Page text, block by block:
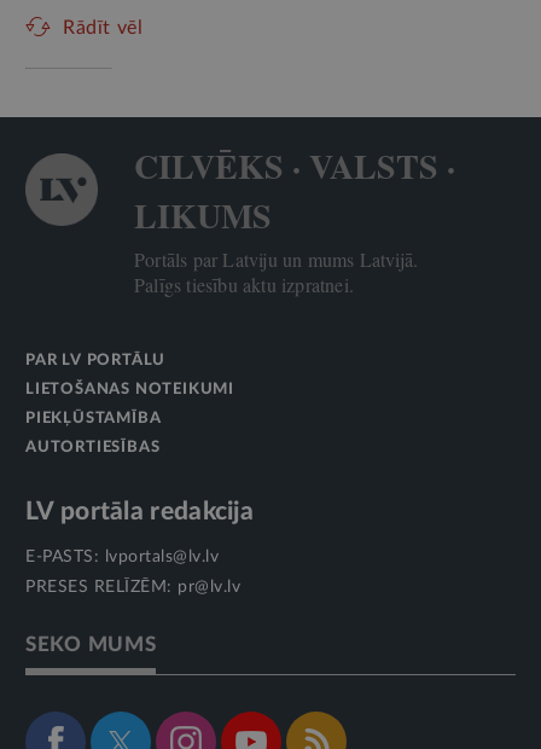
Rādīt vēl
CILVĒKS · VALSTS ·
LIKUMS
Portāls par Latviju un mums Latvijā.
Palīgs tiesību aktu izpratnei.
PAR LV PORTĀLU
LIETOŠANAS NOTEIKUMI
PIEKĻŪSTAMĪBA
AUTORTIESĪBAS
LV portāla redakcija
E-PASTS:
lvportals@lv.lv
PRESES RELĪZĒM: pr@lv.lv
SEKO MUMS